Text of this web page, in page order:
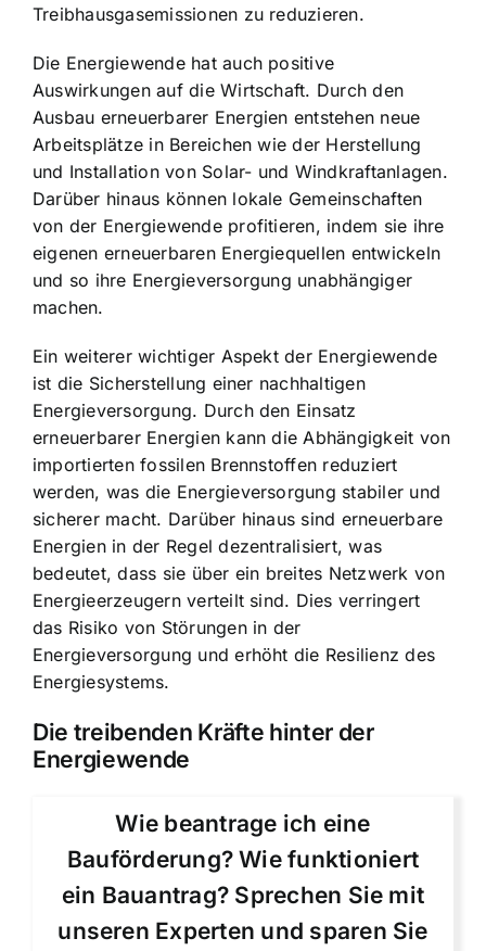
Treibhausgasemissionen zu reduzieren.
Die Energiewende hat auch positive
Auswirkungen auf die Wirtschaft. Durch den
Ausbau erneuerbarer Energien entstehen neue
Arbeitsplätze in Bereichen wie der Herstellung
und Installation von Solar- und Windkraftanlagen.
Darüber hinaus können lokale Gemeinschaften
von der Energiewende profitieren, indem sie ihre
eigenen erneuerbaren Energiequellen entwickeln
und so ihre Energieversorgung unabhängiger
machen.
Ein weiterer wichtiger Aspekt der Energiewende
ist die Sicherstellung einer nachhaltigen
Energieversorgung. Durch den Einsatz
erneuerbarer Energien kann die Abhängigkeit von
importierten fossilen Brennstoffen reduziert
werden, was die Energieversorgung stabiler und
sicherer macht. Darüber hinaus sind erneuerbare
Energien in der Regel dezentralisiert, was
bedeutet, dass sie über ein breites Netzwerk von
Energieerzeugern verteilt sind. Dies verringert
das Risiko von Störungen in der
Energieversorgung und erhöht die Resilienz des
Energiesystems.
Die treibenden Kräfte hinter der
Energiewende
Wie beantrage ich eine
Bauförderung? Wie funktioniert
ein Bauantrag? Sprechen Sie mit
unseren Experten und sparen Sie